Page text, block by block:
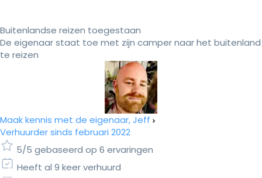
Buitenlandse reizen toegestaan
De eigenaar staat toe met zijn camper naar het buitenland
te reizen
Maak kennis met de eigenaar, Jeff
Verhuurder sinds februari 2022
5/5 gebaseerd op 6 ervaringen
Heeft al 9 keer verhuurd